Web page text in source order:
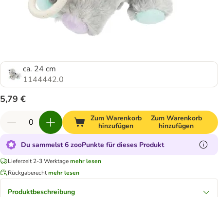
ca. 24 cm
1144442.0
5,79 €
Zum Warenkorb
hinzufügen
Zum Warenkorb
hinzufügen
Du sammelst 6 zooPunkte für dieses Produkt
Lieferzeit 2-3 Werktagemehr lesen
Rückgaberechtmehr lesen
Produktbeschreibung